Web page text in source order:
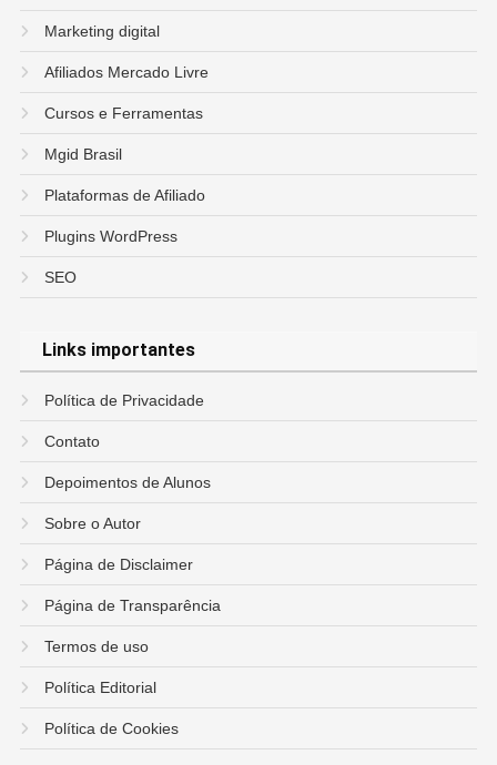
Marketing digital
Afiliados Mercado Livre
Cursos e Ferramentas
Mgid Brasil
Plataformas de Afiliado
Plugins WordPress
SEO
Links importantes
Política de Privacidade
Contato
Depoimentos de Alunos
Sobre o Autor
Página de Disclaimer
Página de Transparência
Termos de uso
Política Editorial
Política de Cookies